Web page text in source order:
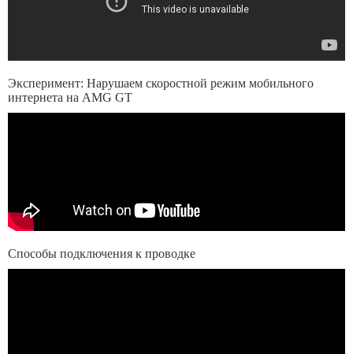
Эксперимент: Нарушаем скоростной режим мобильного
интернета на AMG GT
Способы подключения к проводке